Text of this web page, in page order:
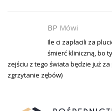
BP Mówi
Ile ci zapłacili za
śmierć kliniczną, bo
zejściu z tego świata będzie już
zgrzytanie zębów)